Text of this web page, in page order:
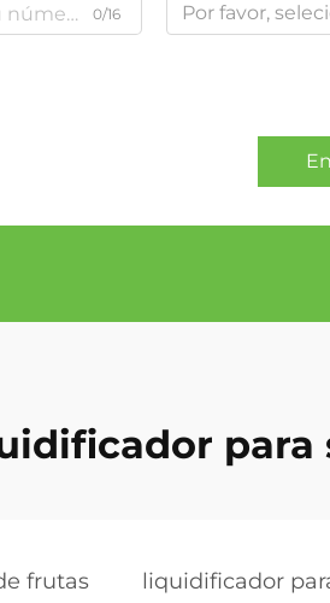
0/16
Por favor,
para
frutas liquidificador